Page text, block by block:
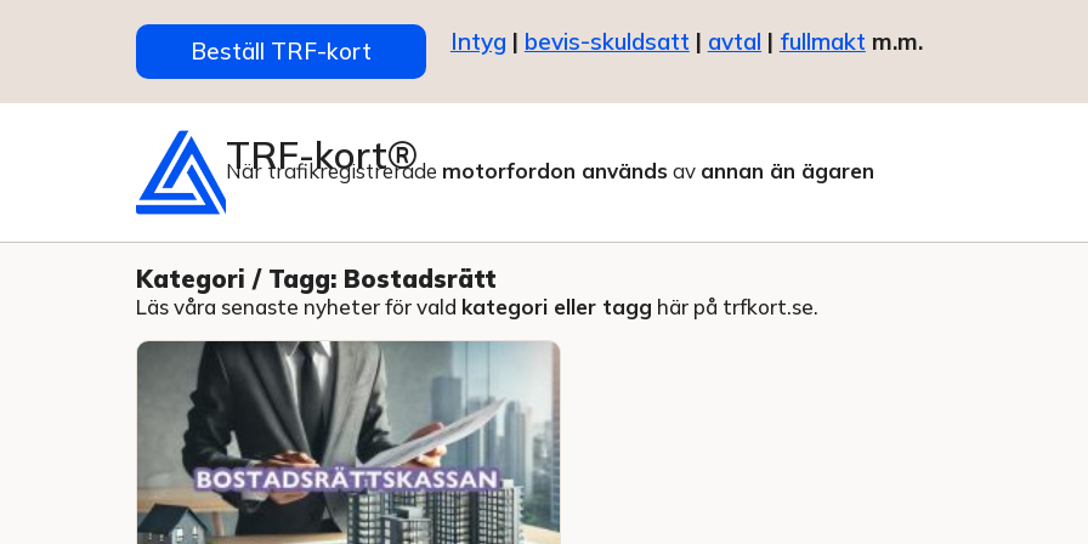
Beställ TRF-kort Intyg | bevis-skuldsatt | avtal | fullmakt m.m.
TRF-kort®
När trafikregistrerade motorfordon används av annan än ägaren
Kategori / Tagg: Bostadsrätt
Läs våra senaste nyheter för vald kategori eller tagg här på trfkort.se.